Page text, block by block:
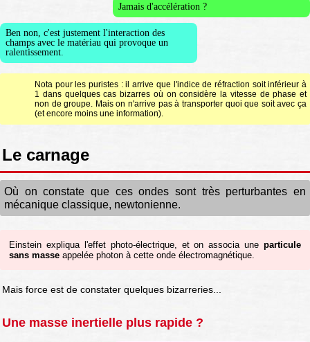
Jamais d'accélération ?
Ben non, c'est justement l'interaction des
champs avec le matériau qui provoque un
ralentissement.
Nota pour les puristes : il arrive que l'indice de réfraction soit inférieur à
1 dans quelques cas bizarres où on considère la vitesse de phase et
non de groupe. Mais on n'arrive pas à transporter quoi que soit avec ça
(et encore moins une information).
Le carnage
Où on constate que ces ondes sont très perturbantes en
mécanique classique, newtonienne.
Einstein expliqua l'effet photo-électrique, et on associa une particule
sans masse appelée photon à cette onde électromagnétique.
Mais force est de constater quelques bizarreries...
Une masse inertielle plus rapide ?